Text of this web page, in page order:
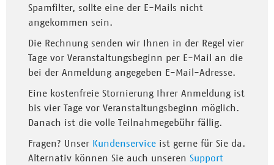
Spamfilter, sollte eine der E-Mails nicht
angekommen sein.
Die Rechnung senden wir Ihnen in der Regel vier
Tage vor Veranstaltungsbeginn per E-Mail an die
bei der Anmeldung angegeben E-Mail-Adresse.
Eine kostenfreie Stornierung Ihrer Anmeldung ist
bis vier Tage vor Veranstaltungsbeginn möglich.
Danach ist die volle Teilnahmegebühr fällig.
Fragen? Unser Kundenservice ist gerne für Sie da.
Alternativ können Sie auch unseren Support